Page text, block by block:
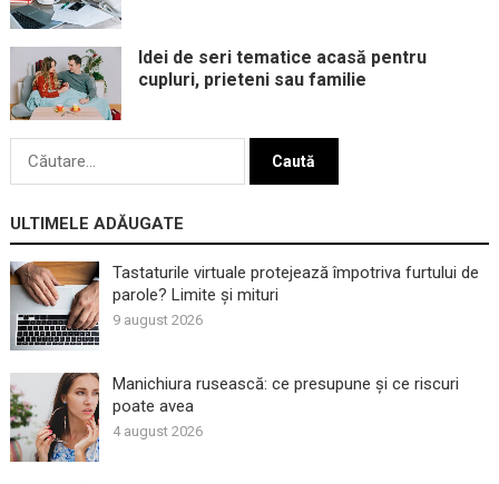
Idei de seri tematice acasă pentru
cupluri, prieteni sau familie
Caută
ULTIMELE ADĂUGATE
Tastaturile virtuale protejează împotriva furtului de
parole? Limite și mituri
9 august 2026
Manichiura rusească: ce presupune și ce riscuri
poate avea
4 august 2026